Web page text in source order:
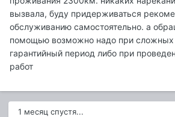
вызвала, буду придерживаться
обслуживанию самостоятельно. а
помощью возможно надо при сложных
гарантийный период либо при
работ
1 месяц спустя...